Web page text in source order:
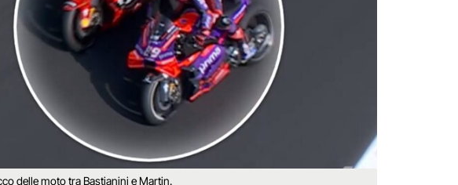
delle moto tra Bastianini e Martin.